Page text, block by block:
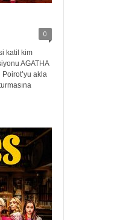
0
katil kim
AGATHA
akla